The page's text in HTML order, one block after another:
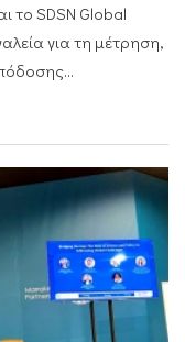
το SDSN Global
για τη μέτρηση,